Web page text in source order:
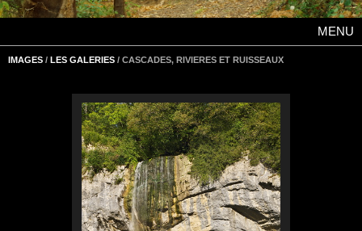
MENU
IMAGES / LES GALERIES / CASCADES, RIVIERES ET RUISSEAUX